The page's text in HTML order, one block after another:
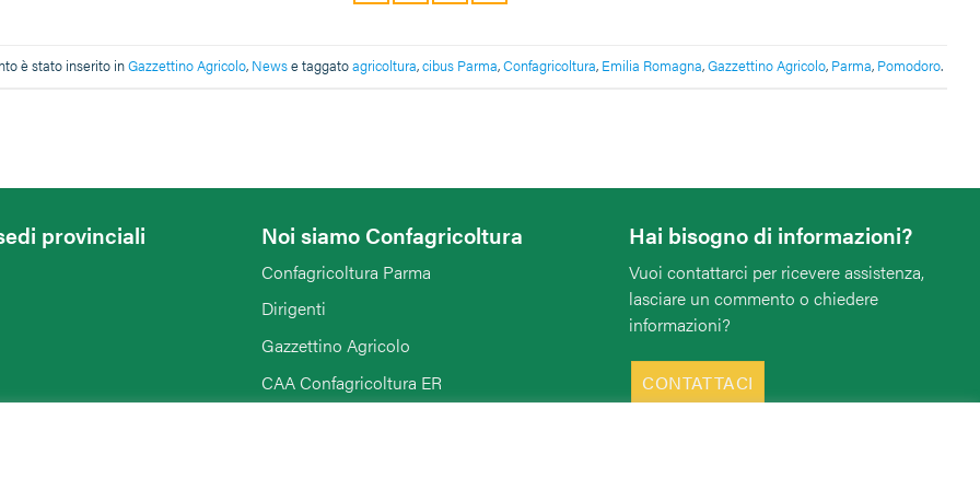
è stato inserito inGazzettino Agricolo, Newse taggatoagricoltura,cibus Parma,Confagricoltura, Emilia Romagna,Gazzettino Agricolo, Parma, Pomodoro.
provinciali Noi siamo Confagricoltura
Confagricoltura Parma
Dirigenti
Gazzettino Agricolo
CAA Confagricoltura ER
Hai bisogno di informazioni?
Vuoi contattarci per ricevere assistenza,
lasciare un commento o chiedere
informazioni?
CONTATTACI